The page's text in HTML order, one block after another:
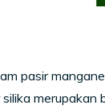
pasir
merupakan